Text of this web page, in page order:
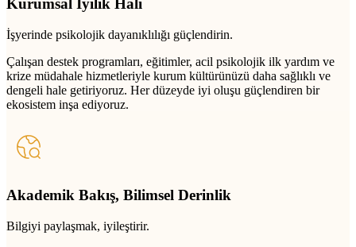
Kurumsal İyilik Hâli
İşyerinde psikolojik dayanıklılığı güçlendirin.
Çalışan destek programları, eğitimler, acil psikolojik ilk yardım ve
krize müdahale hizmetleriyle kurum kültürünüzü daha sağlıklı ve
dengeli hale getiriyoruz. Her düzeyde iyi oluşu güçlendiren bir
ekosistem inşa ediyoruz.
Akademik Bakış, Bilimsel Derinlik
Bilgiyi paylaşmak, iyileştirir.